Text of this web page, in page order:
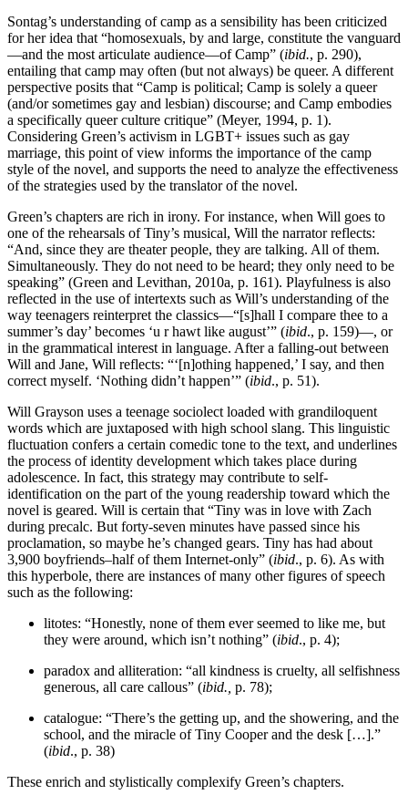
Sontag’s understanding of camp as a sensibility has been criticized
for her idea that “homosexuals, by and large, constitute the vanguard
—and the most articulate audience—of Camp” (ibid., p. 290),
entailing that camp may often (but not always) be queer. A different
perspective posits that “Camp is political; Camp is solely a queer
(and/or sometimes gay and lesbian) discourse; and Camp embodies
a specifically queer culture critique” (Meyer, 1994, p. 1).
Considering Green’s activism in LGBT+ issues such as gay
marriage, this point of view informs the importance of the camp
style of the novel, and supports the need to analyze the effectiveness
of the strategies used by the translator of the novel.
Green’s chapters are rich in irony. For instance, when Will goes to
one of the rehearsals of Tiny’s musical, Will the narrator reflects:
“And, since they are theater people, they are talking. All of them.
Simultaneously. They do not need to be heard; they only need to be
speaking” (Green and Levithan, 2010a, p. 161). Playfulness is also
reflected in the use of intertexts such as Will’s understanding of the
way teenagers reinterpret the classics—“[s]hall I compare thee to a
summer’s day’ becomes ‘u r hawt like august’” (ibid., p. 159)—, or
in the grammatical interest in language. After a falling-out between
Will and Jane, Will reflects: “‘[n]othing happened,’ I say, and then
correct myself. ‘Nothing didn’t happen’” (ibid., p. 51).
Will Grayson uses a teenage sociolect loaded with grandiloquent
words which are juxtaposed with high school slang. This linguistic
fluctuation confers a certain comedic tone to the text, and underlines
the process of identity development which takes place during
adolescence. In fact, this strategy may contribute to self-
identification on the part of the young readership toward which the
novel is geared. Will is certain that “Tiny was in love with Zach
during precalc. But forty-seven minutes have passed since his
proclamation, so maybe he’s changed gears. Tiny has had about
3,900 boyfriends–half of them Internet-only” (ibid., p. 6). As with
this hyperbole, there are instances of many other figures of speech
such as the following:
litotes: “Honestly, none of them ever seemed to like me, but
they were around, which isn’t nothing” (ibid., p. 4);
paradox and alliteration: “all kindness is cruelty, all selfishness
generous, all care callous” (ibid., p. 78);
catalogue: “There’s the getting up, and the showering, and the
school, and the miracle of Tiny Cooper and the desk […].”
(ibid., p. 38)
These enrich and stylistically complexify Green’s chapters.